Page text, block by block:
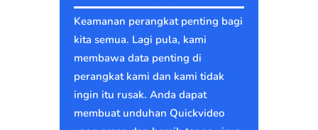
Keamanan perangkat penting bagi
kita semua. Lagi pula, kami
membawa data penting di
perangkat kami dan kami tidak
ingin itu rusak. Anda dapat
membuat unduhan Quickvideo